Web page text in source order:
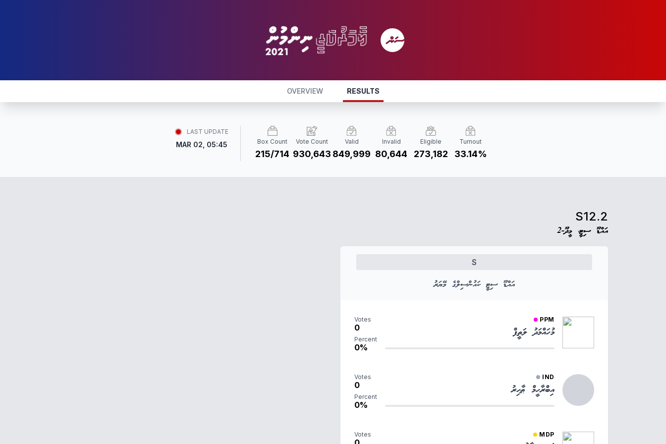
RESULTS
OVERVIEW
Box Count
215/714
Vote Count
930,643
Valid
849,999
Invalid
80,644
Eligible
273,182
Turnout
33.14%
LAST UPDATE
MAR 02, 05:45
S12.2
އައްޑޫ ސިޓީ، މީދޫ-2
S
އައްޑޫ ސިޓީ ކައުންސިލްގެ މޭޔަރު
PPM
މުހައްމަދު ލަތީފް
Votes
0
Percent
0%
IND
އިބްރާހީމް ޠާހިރު
Votes
0
Percent
0%
MDP
Votes